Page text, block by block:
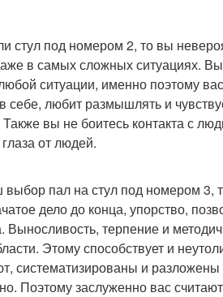
стул под номером 2, то вы
в самых сложных ситуациях.
ситуации, именно поэтому
себе, любит размышлять и
вы не боитесь контакта с
от людей.
пал на стул под номером 3,
дело до конца, упорство,
Выносливость, терпение и
Этому способствует и
систематизированы и
Поэтому заслуженно вас